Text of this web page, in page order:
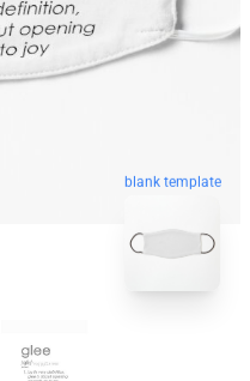
blank template